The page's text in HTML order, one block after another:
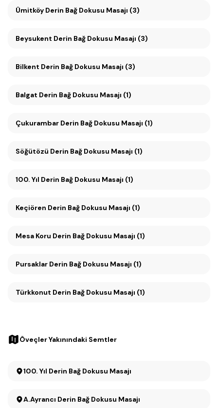
Ümitköy Derin Bağ Dokusu Masajı (3)
Beysukent Derin Bağ Dokusu Masajı (3)
Bilkent Derin Bağ Dokusu Masajı (3)
Balgat Derin Bağ Dokusu Masajı (1)
Çukurambar Derin Bağ Dokusu Masajı (1)
Söğütözü Derin Bağ Dokusu Masajı (1)
100. Yıl Derin Bağ Dokusu Masajı (1)
Keçiören Derin Bağ Dokusu Masajı (1)
Mesa Koru Derin Bağ Dokusu Masajı (1)
Pursaklar Derin Bağ Dokusu Masajı (1)
Türkkonut Derin Bağ Dokusu Masajı (1)
Öveçler Yakınındaki Semtler
100. Yıl Derin Bağ Dokusu Masajı
A.Ayrancı Derin Bağ Dokusu Masajı